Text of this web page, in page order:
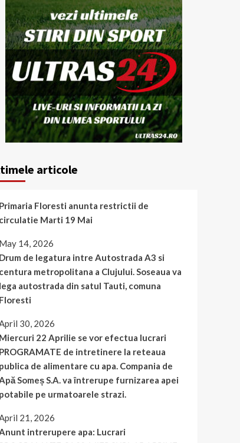
articole
Primaria Floresti anunta restrictii de
circulatie Marti 19 Mai
May 14, 2026
Drum de legatura intre Autostrada A3 si
centura metropolitana a Clujului. Soseaua va
lega autostrada din satul Tauti, comuna
Floresti
30, 2026
Miercuri 22 Aprilie se vor efectua lucrari
PROGRAMATE de intretinere la reteaua
publica de alimentare cu apa. Compania de
Someș S.A. va întrerupe furnizarea apei
potabile pe urmatoarele strazi.
21, 2026
intrerupere apa: Lucrari